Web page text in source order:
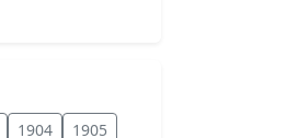
1904 1905